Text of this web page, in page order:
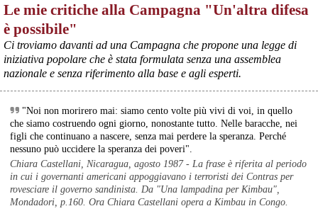
@peacelink - 6/8/2026 21:08
Il governatore di Puglia Decaro esce dal vertice al Mimit più
preoccupato di come era entrato, lamentando l’assenza di certezze
sulla procedura di gara e ribadendo la necessità di un ruolo diretto
dello Stato.
Anche il sindaco di Taranto, Bitetti, chiede un piano industriale
chiaro, garanzie sulla salute e strumenti di tutela per i lavoratori
dell’area a freddo. La Provincia parla di un tavolo “senza decisioni”.
Fonte: Cronache Tarantine
#ILVA
@peacelink - 6/8/2026 21:08
cronachetarantine.it/index.php
Il ministro ha ribadito che il Governo applicherà la sentenza, ma
agirà per evitare quella che i sindacati definiscono una “bomba
sociale”, tutelando i lavoratori dell’Ilva e dell’indotto e garantendo la
Le mie critiche alla Campagna "Un'altra difesa
è possibile"
Ci troviamo davanti ad una Campagna che propone una legge di
iniziativa popolare che è stata formulata senza una assemblea
nazionale e senza riferimento alla base e agli esperti.
"Noi non morirero mai: siamo cento volte più vivi di voi, in quello
che siamo costruendo ogni giorno, nonostante tutto. Nelle baracche, nei
figli che continuano a nascere, senza mai perdere la speranza. Perché
nessuno può uccidere la speranza dei poveri".
Chiara Castellani, Nicaragua, agosto 1987 - La frase è riferita al periodo
in cui i governanti americani appoggiavano i terroristi dei Contras per
rovesciare il governo sandinista. Da "Una lampadina per Kimbau",
Mondadori, p.160. Ora Chiara Castellani opera a Kimbau in Congo.